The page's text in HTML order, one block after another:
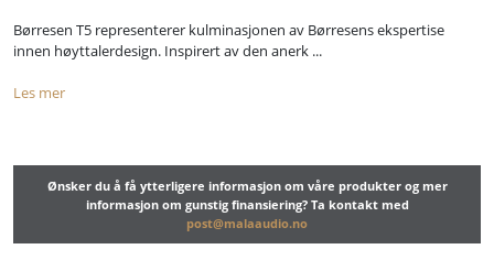
Børresen T5 representerer kulminasjonen av Børresens ekspertise
innen høyttalerdesign. Inspirert av den anerk ...
Les mer
Ønsker du å få ytterligere informasjon om våre produkter og mer
informasjon om gunstig finansiering? Ta kontakt med
post@malaaudio.no